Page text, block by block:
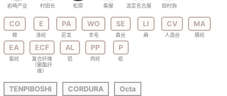
岩崎产业 村田长 松原 柴屋 泷定名古屋 田村驹
CO
棉
E
涤纶
PA
尼龙
WO
羊毛
SE
真丝
LI
麻
CV
人造丝
MA
腈纶
EA
氨纶
ECF
复合纤维
（聚酯纤
维）
AL
铝
PP
丙纶
P
纸
TENPIBOSHI CORDURA Octa